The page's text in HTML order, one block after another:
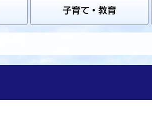
子育て・教育